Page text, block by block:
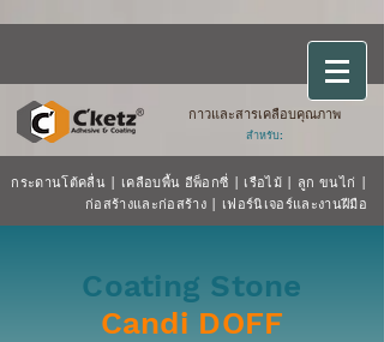
กาวและสารเคลือบคุณภาพ
สำหรับ:
กระดานโต้คลื่น | เคลือบพื้น อีพ็อกซี่ | เรือไม้ | ลูก ขนไก่ |
ก่อสร้างและก่อสร้าง | เฟอร์นิเจอร์และงานฝีมือ
Coating Stone
Candi DOFF